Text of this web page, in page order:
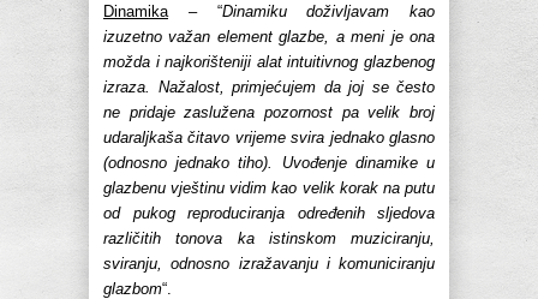
Dinamika – “Dinamiku doživljavam kao
izuzetno važan element glazbe, a meni je ona
možda i najkorišteniji alat intuitivnog glazbenog
izraza. Nažalost, primjećujem da joj se često
ne pridaje zaslužena pozornost pa velik broj
udaraljkaša čitavo vrijeme svira jednako glasno
(odnosno jednako tiho). Uvođenje dinamike u
glazbenu vještinu vidim kao velik korak na putu
od pukog reproduciranja određenih sljedova
različitih tonova ka istinskom muziciranju,
sviranju, odnosno izražavanju i komuniciranju
glazbom“.